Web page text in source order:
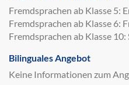
Fremdsprachen ab Klasse 5:
Fremdsprachen ab Klasse 6:
Fremdsprachen ab Klasse 10:
Bilinguales Angebot
Keine Informationen zum